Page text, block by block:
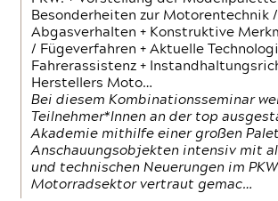
Besonderheiten zur Motorentechnik /
Abgasverhalten + Konstruktive
/ Fügeverfahren + Aktuelle
Fahrerassistenz +
Herstellers Moto…
Bei diesem Kombinationsseminar
Teilnehmer*Innen an der top
Akademie mithilfe einer großen
Anschauungsobjekten intensiv mit
und technischen Neuerungen im
Motorradsektor vertraut gemac…